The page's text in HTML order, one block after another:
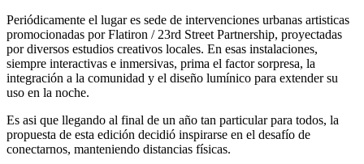
Periódicamente el lugar es sede de intervenciones urbanas artisticas
promocionadas por Flatiron / 23rd Street Partnership, proyectadas
por diversos estudios creativos locales. En esas instalaciones,
siempre interactivas e inmersivas, prima el factor sorpresa, la
integración a la comunidad y el diseño lumínico para extender su
uso en la noche.
Es asi que llegando al final de un año tan particular para todos, la
propuesta de esta edición decidió inspirarse en el desafío de
conectarnos, manteniendo distancias físicas.